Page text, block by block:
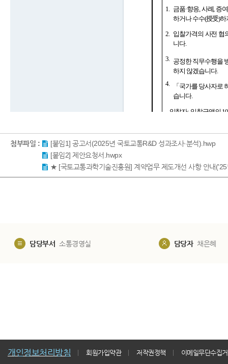
첨부파일 :
[붙임1] 공고서(2025년 국토교통R&D 성과조사·분석).hwp
[붙임2] 제안요청서.hwpx
★ [국토교통과학기술진흥원] 계약업무 제도개선 사항 안내
담당부서 소통경영실 담당자 채은혜
개인정보처리방침 회원가입약관 저작권정책 이메일무단수집